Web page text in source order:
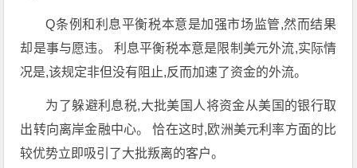
Q条例和利息平衡税本意是加强市场监管,然而结果
却是事与愿违。 利息平衡税本意是限制美元外流,实际情
况是,该规定非但没有阻止,反而加速了资金的外流。
为了躲避利息税,大批美国人将资金从美国的银行取
出转向离岸金融中心。 恰在这时,欧洲美元利率方面的比
较优势立即吸引了大批叛离的客户。